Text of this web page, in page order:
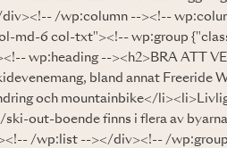
/wp:column --><!--
md-6 col-txt"><!-- wp:group
wp:heading --><h2>BRA ATT
bland annat Freeride
och mountainbike</
out-boende finns i flera av
/wp:list --></div><!-- /